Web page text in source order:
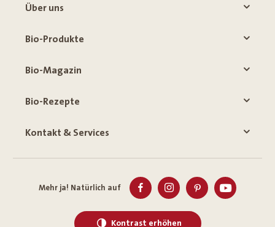
Über uns
Bio-Produkte
Bio-Magazin
Bio-Rezepte
Kontakt & Services
Mehr ja! Natürlich auf
Kontrast erhöhen